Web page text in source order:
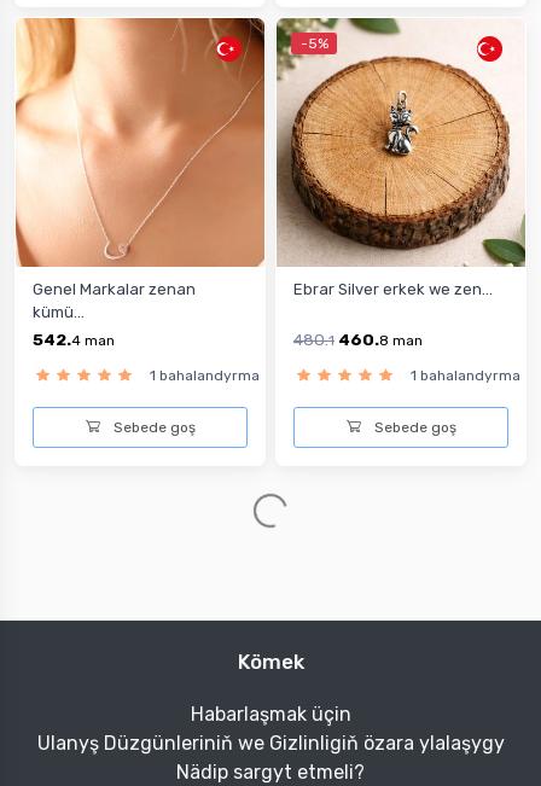
Genel Markalar zenan
kümü...
542.4 man
1 bahalandyrma
Sebede goş
-5%
Ebrar Silver erkek we zen...
480.1 460.8 man
1 bahalandyrma
Sebede goş
esdika erkek kümüş kolýe NEREZE zenan kümüş kolýe